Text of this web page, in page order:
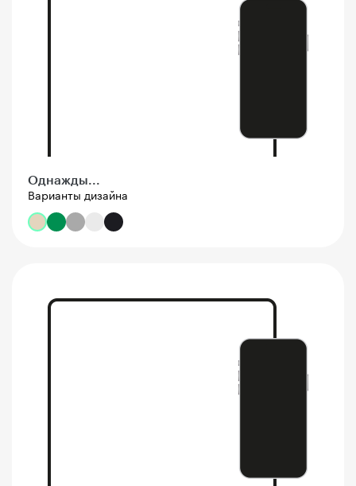
Однажды...
Варианты дизайна